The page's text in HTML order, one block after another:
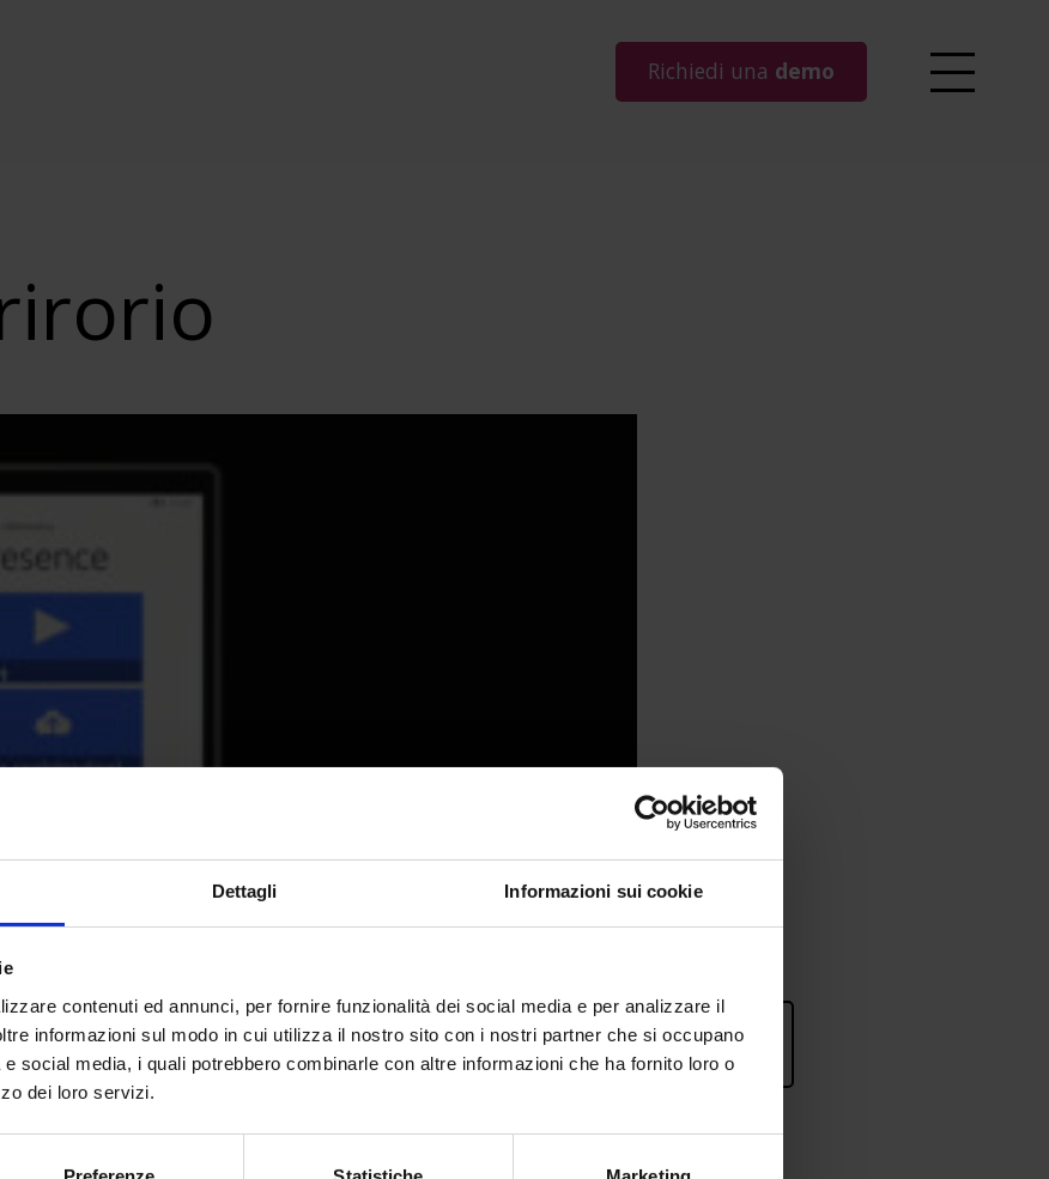
Dettagli Informazioni sui cookie
contenuti ed annunci, per fornire funzionalità dei social media e per analizzare il
informazioni sul modo in cui utilizza il nostro sito con i nostri partner che si occupano
social media, i quali potrebbero combinarle con altre informazioni che ha fornito loro o
dei loro servizi.
Richiedi una demo
Richiedi unademo personalizzata.